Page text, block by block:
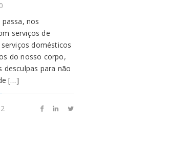
passa, nos
serviços de
domésticos
do nosso corpo,
desculpas para não
[…]